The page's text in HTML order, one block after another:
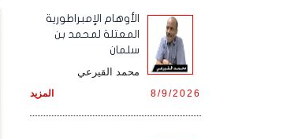
الأوهام الإمبراطورية
المعتلة لمحمد بن
سلمان
محمد القيرعي
المزيد 8/9/2026